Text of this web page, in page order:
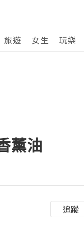
旅遊 女生 玩樂
薰油
追蹤